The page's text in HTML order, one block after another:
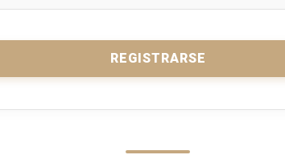
REGISTRARSE